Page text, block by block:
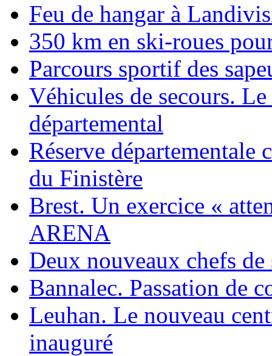
Feu de hangar à
350 km en ski-roues
Parcours sportif des
Véhicules de secours.
départemental
Réserve départementale
du Finistère
Brest. Un exercice «
ARENA
Deux nouveaux chefs
Bannalec. Passation de
Leuhan. Le nouveau
inauguré